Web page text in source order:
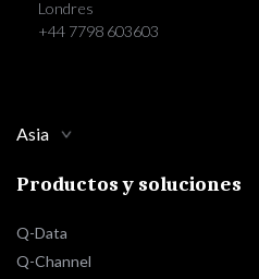
Londres
+44 7798 603603
Asia
Productos y soluciones
Q-Data
Q-Channel